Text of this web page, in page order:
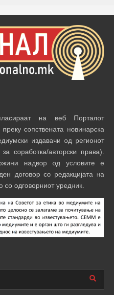
на веб Порталот
сопствената новинарска
издавачи од регионот
соработка/авторски права).
надвор од условите е
договор со редакцијата на
со одговорниот уредник.